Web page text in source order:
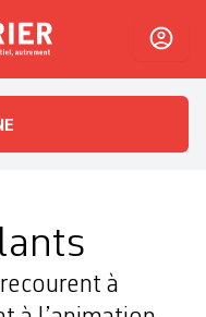
L'essentiel, autrement
à